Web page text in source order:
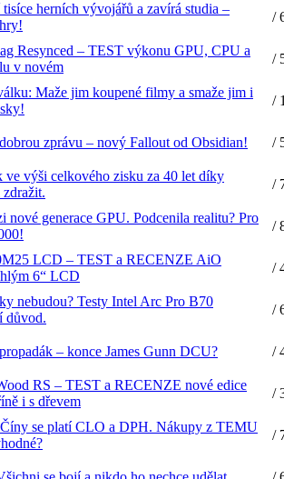
herních vývojářů a zavírá studia –
/
Resynced – TEST výkonu GPU, CPU a
v novém
/
Maže jim koupené filmy a smaže jim i
/
zprávu – nový Fallout od Obsidian! /
ve výši celkového zisku za 40 let díky
/
generace GPU. Podcenila realitu? Pro
/
LCD – TEST a RECENZE AiO
6“ LCD
/
nebudou? Testy Intel Arc Pro B70
důvod.
/
– konce James Gunn DCU? /
RS – TEST a RECENZE nové edice
i s dřevem
/
se platí CLO a DPH. Nákupy z TEMU
/